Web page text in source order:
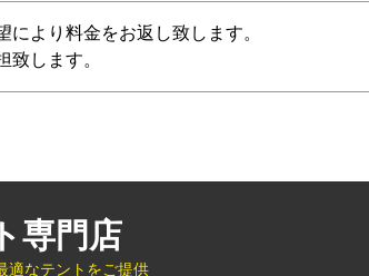
により料金をお返し致します。
致します。
専門店
適なテントをご提供